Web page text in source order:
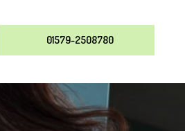
01579-2508780